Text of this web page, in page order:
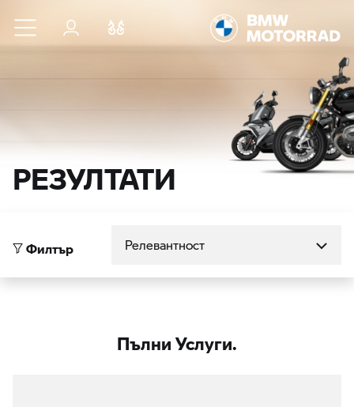
Към основното съдържание
Вход
РЕЗУЛТАТИ
Филтър
Пълни Услуги.